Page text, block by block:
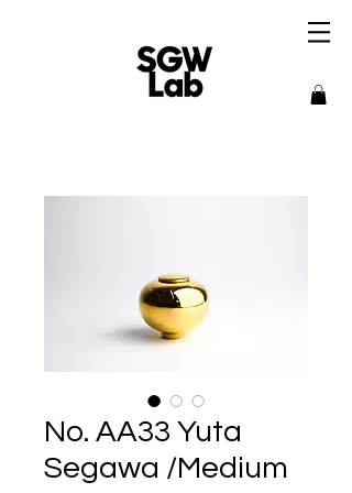
No. AA33 Yuta
Segawa /Medium